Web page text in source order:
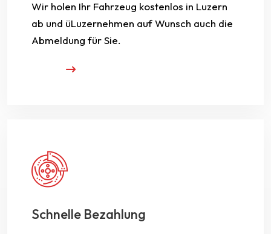
Wir holen Ihr Fahrzeug kostenlos in Luzern
ab und üLuzernehmen auf Wunsch auch die
Abmeldung für Sie.
Schnelle Bezahlung